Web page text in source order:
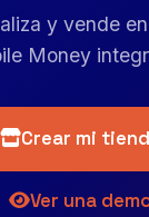
y vende
Money
Crear mi
Ver una